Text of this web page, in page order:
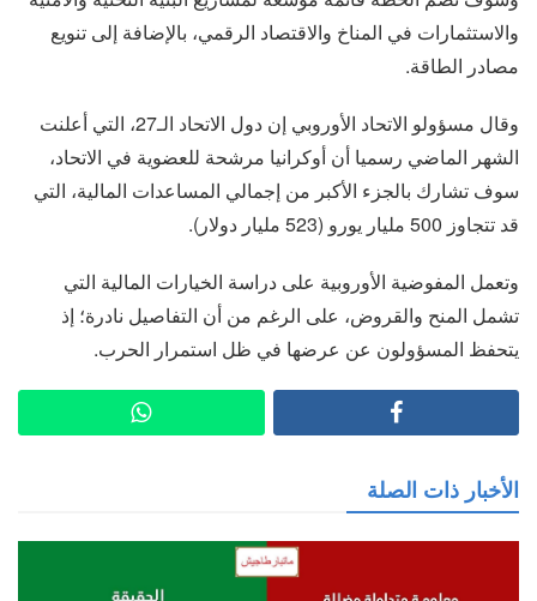
والاستثمارات في المناخ والاقتصاد الرقمي، بالإضافة إلى تنويع
مصادر الطاقة.
وقال مسؤولو الاتحاد الأوروبي إن دول الاتحاد الـ27، التي أعلنت
الشهر الماضي رسميا أن أوكرانيا مرشحة للعضوية في الاتحاد،
سوف تشارك بالجزء الأكبر من إجمالي المساعدات المالية، التي
قد تتجاوز 500 مليار يورو (523 مليار دولار).
وتعمل المفوضية الأوروبية على دراسة الخيارات المالية التي
تشمل المنح والقروض، على الرغم من أن التفاصيل نادرة؛ إذ
يتحفظ المسؤولون عن عرضها في ظل استمرار الحرب.
الأخبار ذات الصلة